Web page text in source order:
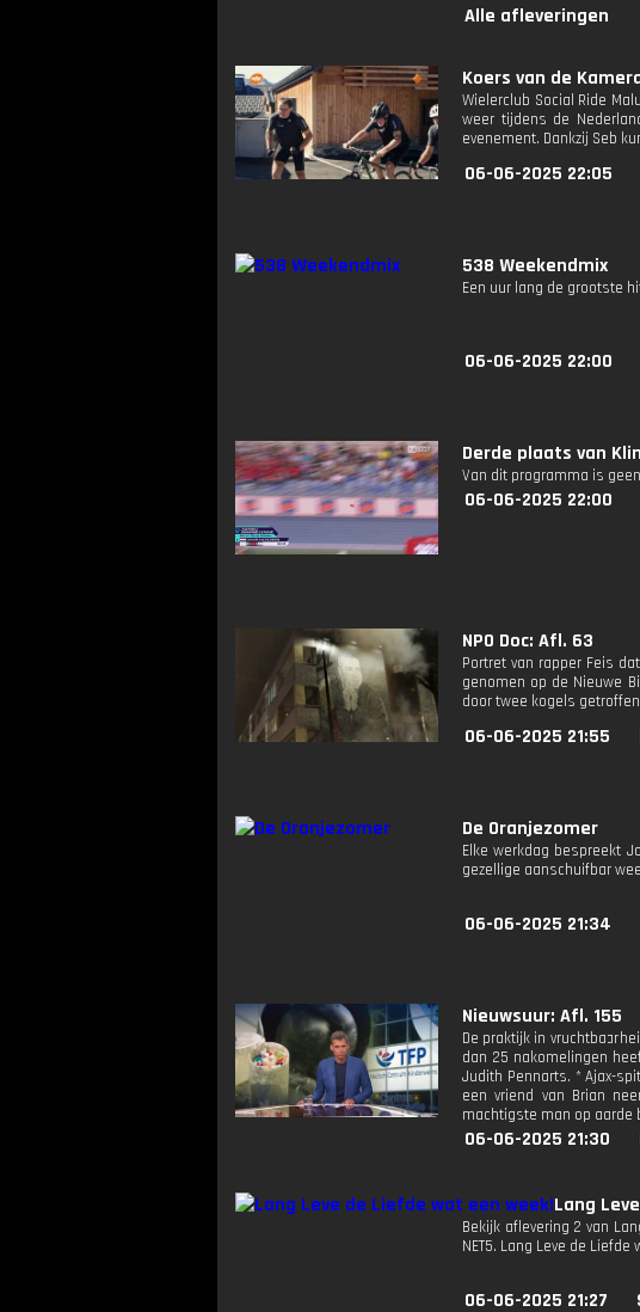
Alle afleveringen
Koers van de
Wielerclub Social Ride
weer tijdens de
evenement. Dankzij Seb
06-06-2025 22:05
538 Weekendmix
Een uur lang de grootste
06-06-2025 22:00
Derde plaats van
Van dit programma is
06-06-2025 22:00
NPO Doc: Afl. 63
Portret van rapper Feis
genomen op de Nieuwe
door twee kogels
06-06-2025 21:55
De Oranjezomer
Elke werkdag bespreekt
gezellige aanschuifbar
06-06-2025 21:34
Nieuwsuur: Afl. 155
De praktijk in
dan 25 nakomelingen
Judith Pennarts. * Ajax-
een vriend van Brian
machtigste man op aarde
06-06-2025 21:30
Lang
Bekijk aflevering 2 van
NET5. Lang Leve de
06-06-2025 21:27